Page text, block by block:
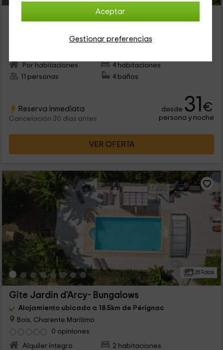
Aceptar
Gestionar preferencias
Gite Jardin d'Arcy- Chambres d'hôtes
Bois, Charente Marítimo
Por habitaciones
4 habitaciones
11 personas
4 baños
Reserva inmediata
Cancelación 30 días antes
desde 31€
persona y noche
VER OFERTA
25 Fotos
Gite Jardin d'Arcy- Bungalows
Alojamiento ubicado a 18.5km de Pérignac
Bois, Charente Marítimo
0 opiniones
Alquiler íntegro
2 habitaciones